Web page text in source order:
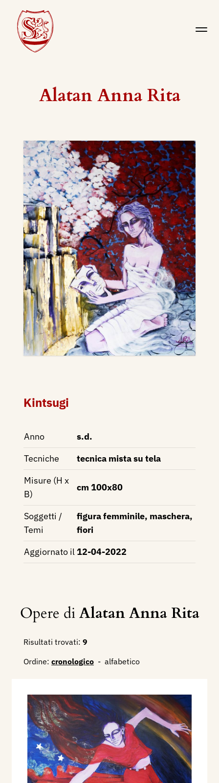
Alatan Anna Rita
Kintsugi
Anno
s.d.
Tecniche
tecnica mista su tela
Misure (H x
B)
cm 100x80
Soggetti /
Temi
figura femminile, maschera,
fiori
Aggiornato il 12-04-2022
Opere diAlatan Anna Rita
Risultati trovati: 9
Ordine: cronologico - alfabetico